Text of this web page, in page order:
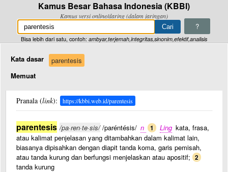
Kamus Besar Bahasa Indonesia (KBBI)
Kamus versi online/daring (dalam jaringan)
?
Bisa lebih dari satu, contoh: ambyar,terjemah,integritas,sinonim,efektif,analisis
Kata dasar
parentesis
Memuat
Pranala (link): https://kbbi.web.id/parentesis
parentesis /pa·ren·te·sis//paréntésis/ n 1 Ling kata, frasa,
atau kalimat penjelasan yang ditambahkan dalam kalimat lain,
biasanya dipisahkan dengan diapit tanda koma, garis pemisah,
atau tanda kurung dan berfungsi menjelaskan atau apositif; 2
tanda kurung